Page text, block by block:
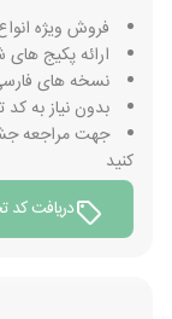
فروش ویژه انواع
ارائه پکیج
نسخه های فارسی و
بدون نیاز به
جهت مراجعه
کنید
دریافت کد